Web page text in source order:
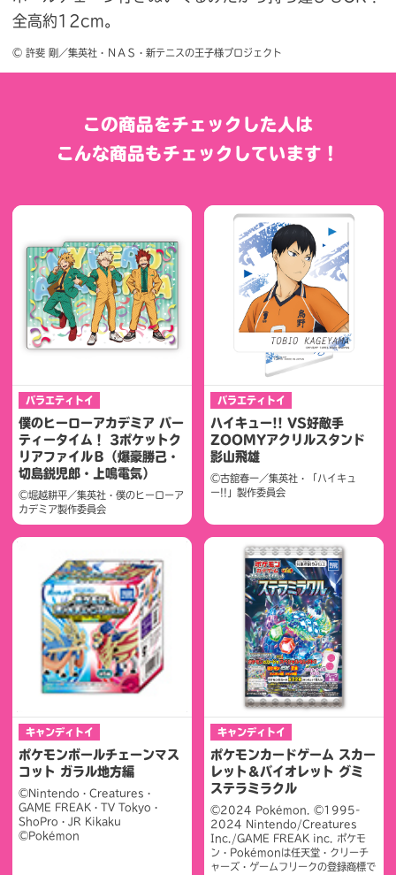
全高約12cm。
© 許斐 剛／集英社・ＮＡＳ・新テニスの王子様プロジェクト
この商品をチェックした人は
こんな商品もチェックしています！
バラエティトイ
僕のヒーローアカデミア パー
ティータイム！ 3ポケットク
リアファイルＢ（爆豪勝己・
切島鋭児郎・上鳴電気）
©堀越耕平／集英社・僕のヒーローア
カデミア製作委員会
バラエティトイ
ハイキュー!! VS好敵手
ZOOMYアクリルスタンド
影山飛雄
©古舘春一／集英社・「ハイキュ
ー!!」製作委員会
キャンディトイ
ポケモンボールチェーンマス
コット ガラル地方編
©Nintendo・Creatures・
GAME FREAK・TV Tokyo・
ShoPro・JR Kikaku
©Pokémon
キャンディトイ
ポケモンカードゲーム スカー
レット＆バイオレット グミ
ステラミラクル
©2024 Pokémon. ©1995-
2024 Nintendo/Creatures
Inc./GAME FREAK inc. ポケモ
ン・Pokémonは任天堂・クリーチ
ャーズ・ゲームフリークの登録商標で